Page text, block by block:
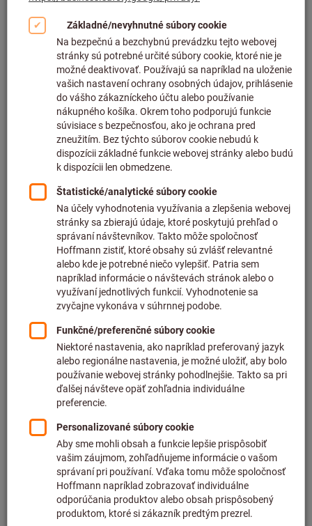
Kliknutím zväčšíte obrázok
plus náklady na dopravu
Individuálne ceny pre obchodných zákazníkov po
prihlásení.
Do nákupného košíka